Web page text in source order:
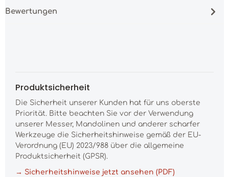
Bewertungen
Produktsicherheit
Die Sicherheit unserer Kunden hat für uns oberste
Priorität. Bitte beachten Sie vor der Verwendung
unserer Messer, Mandolinen und anderer scharfer
Werkzeuge die Sicherheitshinweise gemäß der EU-
Verordnung (EU) 2023/988 über die allgemeine
Produktsicherheit (GPSR).
→ Sicherheitshinweise jetzt ansehen (PDF)